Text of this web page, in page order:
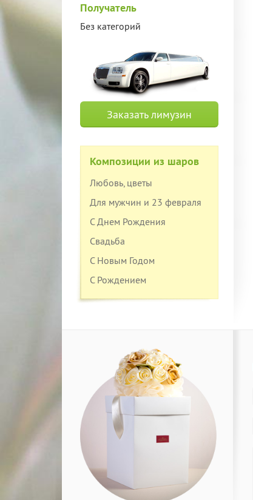
Получатель
Без категорий
Заказать лимузин
Композиции из шаров
Любовь, цветы
Для мужчин и 23 февраля
С Днем Рождения
Свадьба
С Новым Годом
С Рождением